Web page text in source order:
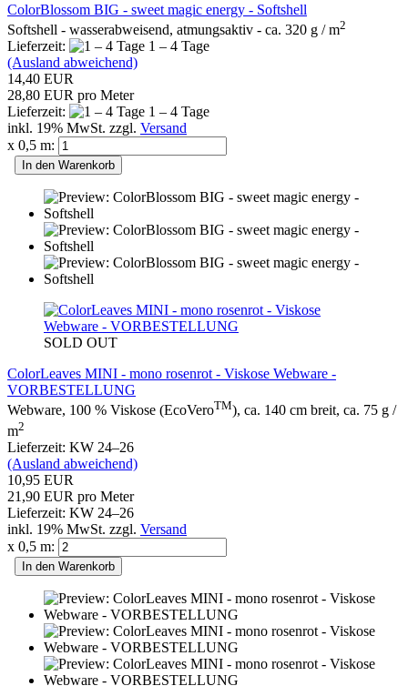
ColorBlossom BIG - sweet magic energy - Softshell
Softshell - wasserabweisend, atmungsaktiv - ca. 320 g / m2
Lieferzeit:
1 – 4 Tage
(Ausland abweichend)
14,40 EUR
28,80 EUR pro Meter
Lieferzeit:
1 – 4 Tage
inkl. 19% MwSt. zzgl. Versand
x 0,5 m:
In den Warenkorb
SOLD OUT
ColorLeaves MINI - mono rosenrot - Viskose Webware -
VORBESTELLUNG
Webware, 100 % Viskose (EcoVeroTM), ca. 140 cm breit, ca. 75 g /
m2
Lieferzeit: KW 24–26
(Ausland abweichend)
10,95 EUR
21,90 EUR pro Meter
Lieferzeit: KW 24–26
inkl. 19% MwSt. zzgl. Versand
x 0,5 m:
In den Warenkorb